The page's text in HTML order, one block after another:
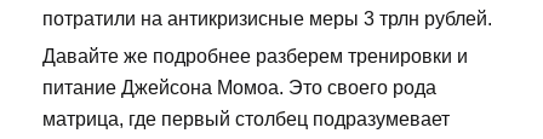
потратили на антикризисные меры 3 трлн рублей.
Давайте же подробнее разберем тренировки и
питание Джейсона Момоа. Это своего рода
матрица, где первый столбец подразумевает